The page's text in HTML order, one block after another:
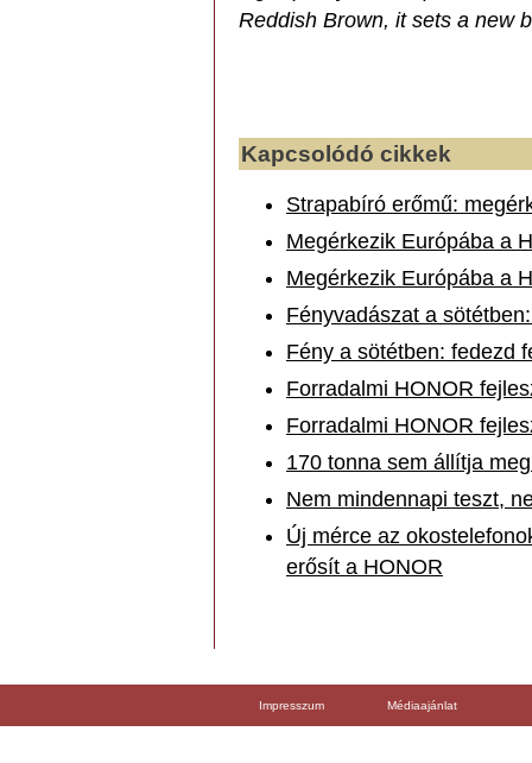
Reddish Brown, it sets a new
Kapcsolódó cikkek
Strapabíró erőmű:
Megérkezik Európába a
Megérkezik Európába a
Fényvadászat a
Fény a sötétben: fedezd
Forradalmi HONOR
Forradalmi HONOR
170 tonna sem állítja
Nem mindennapi teszt,
Új mérce az
erősít a HONOR
Impresszum Médiaajánlat